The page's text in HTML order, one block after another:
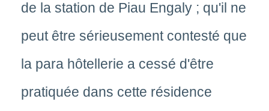
de la station de Piau Engaly ; qu'il ne
peut être sérieusement contesté que
la para hôtellerie a cessé d'être
pratiquée dans cette résidence